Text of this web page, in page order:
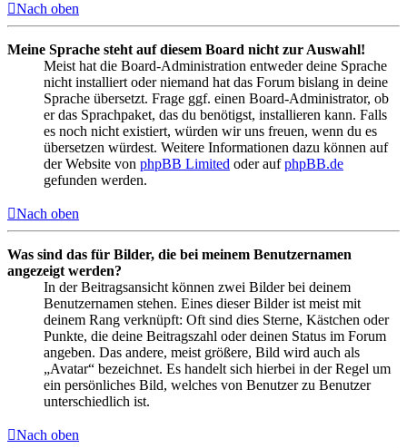
Nach oben
Meine Sprache steht auf diesem Board nicht zur Auswahl!
Meist hat die Board-Administration entweder deine Sprache
nicht installiert oder niemand hat das Forum bislang in deine
Sprache übersetzt. Frage ggf. einen Board-Administrator, ob
er das Sprachpaket, das du benötigst, installieren kann. Falls
es noch nicht existiert, würden wir uns freuen, wenn du es
übersetzen würdest. Weitere Informationen dazu können auf
der Website von phpBB Limited oder aufphpBB.de
gefunden werden.
Nach oben
Was sind das für Bilder, die bei meinem Benutzernamen
angezeigt werden?
In der Beitragsansicht können zwei Bilder bei deinem
Benutzernamen stehen. Eines dieser Bilder ist meist mit
deinem Rang verknüpft: Oft sind dies Sterne, Kästchen oder
Punkte, die deine Beitragszahl oder deinen Status im Forum
angeben. Das andere, meist größere, Bild wird auch als
„Avatar“ bezeichnet. Es handelt sich hierbei in der Regel um
ein persönliches Bild, welches von Benutzer zu Benutzer
unterschiedlich ist.
Nach oben